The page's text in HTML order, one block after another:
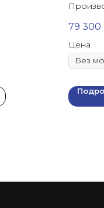
79 300
Цена